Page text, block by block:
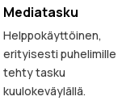
Mediatasku
Helppokäyttöinen,
erityisesti puhelimille
tehty tasku
kuulokeväylällä.